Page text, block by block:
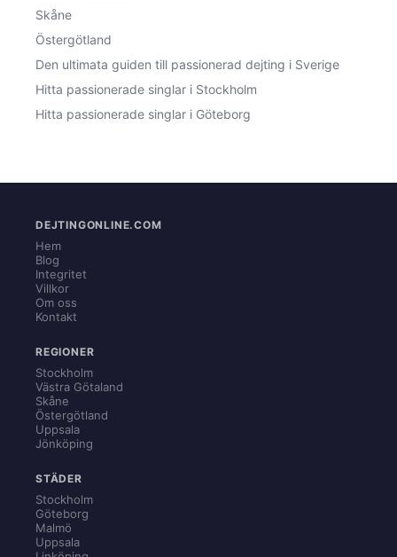
Skåne
Östergötland
Den ultimata guiden till passionerad dejting i Sverige
Hitta passionerade singlar i Stockholm
Hitta passionerade singlar i Göteborg
DEJTINGONLINE.COM
Hem
Blog
Integritet
Villkor
Om oss
Kontakt
REGIONER
Stockholm
Västra Götaland
Skåne
Östergötland
Uppsala
Jönköping
STÄDER
Stockholm
Göteborg
Malmö
Uppsala